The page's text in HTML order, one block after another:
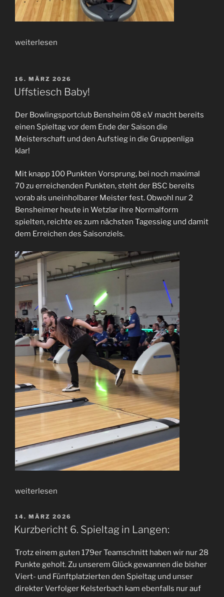
weiterlesen
16. MÄRZ 2026
Uffstiesch Baby!
Der Bowlingsportclub Bensheim 08 e.V macht bereits
einen Spieltag vor dem Ende der Saison die
Meisterschaft und den Aufstieg in die Gruppenliga
klar!
Mit knapp 100 Punkten Vorsprung, bei noch maximal
70 zu erreichenden Punkten, steht der BSC bereits
vorab als uneinholbarer Meister fest. Obwohl nur 2
Bensheimer heute in Wetzlar ihre Normalform
spielten, reichte es zum nächsten Tagessieg und damit
dem Erreichen des Saisonziels.
weiterlesen
14. MÄRZ 2026
Kurzbericht 6. Spieltag in Langen:
Trotz einem guten 179er Teamschnitt haben wir nur 28
Punkte geholt. Zu unserem Glück gewannen die bisher
Viert- und Fünftplatzierten den Spieltag und unser
direkter Verfolger Kelsterbach kam ebenfalls nur auf